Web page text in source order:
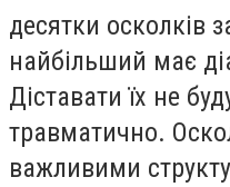
десятки осколків
найбільший має
Діставати їх не
травматично.
важливими